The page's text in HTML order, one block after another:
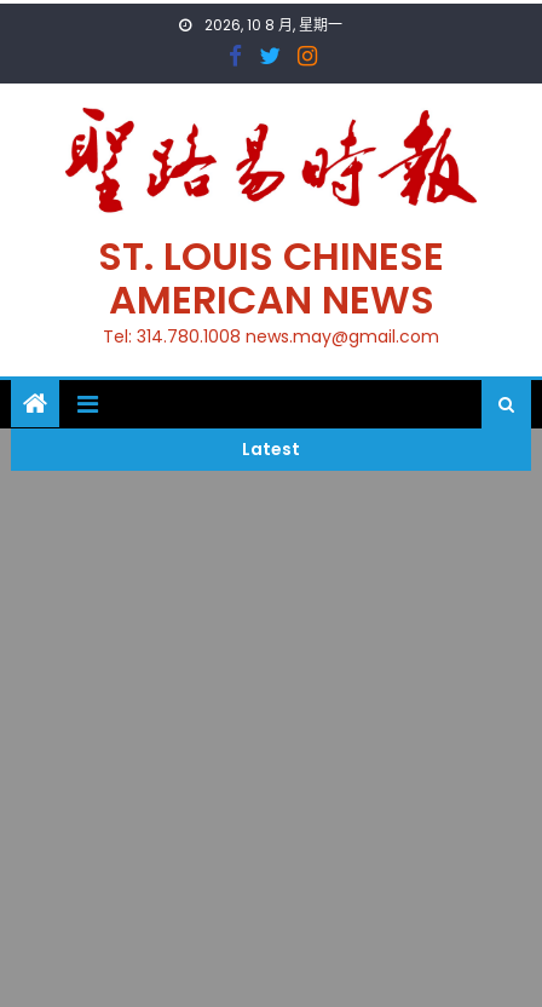
2026, 10 8 月, 星期一
ST. LOUIS CHINESE
AMERICAN NEWS
Tel: 314.780.1008 news.may@gmail.com
Latest